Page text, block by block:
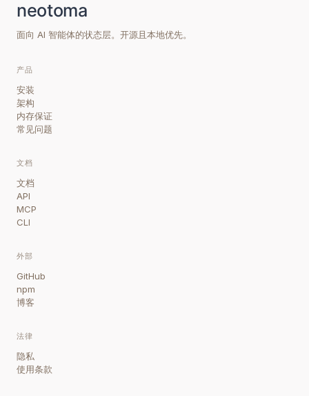
面向 AI 智能体的状态层。开源且本地优先。
产品
安装
架构
内存保证
常见问题
文档
文档
API
MCP
CLI
外部
GitHub
npm
博客
法律
隐私
使用条款